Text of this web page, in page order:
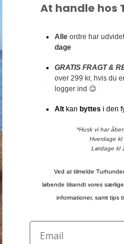
5 %, gulerødder 5
0,8 %, omega-3-fedtsyrer 0,3
At handle hos
Alle ordre har
dage
GRATIS FRAGT &
over 299 kr, hvis du
logger ind 😉
Alt kan byttes i den
*Husk vi har
Hverdage kl
Lørdage kl
Ved at tilmelde
løbende tilsendt vores
informationer, samt tips